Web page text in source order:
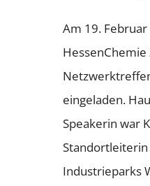
Am 19.
eingeladen.
Speakerin war
Standortleiterin
Industrieparks